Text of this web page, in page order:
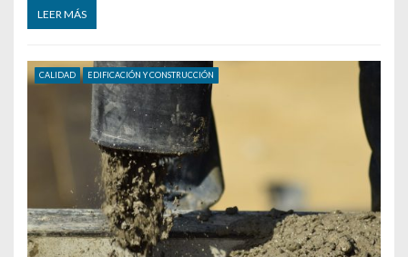
LEER MÁS
CALIDAD EDIFICACIÓN Y CONSTRUCCIÓN